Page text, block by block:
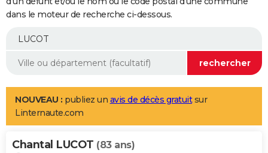
Essais
Réserver un essai
Citadines
Berlines
SUV
Forum auto
+
Mobiles
Meilleur smartphone
Internet
Ordinateurs
Jeux vidéo
Guide high-tech
Aménagement intérieur
LIFESTYLE
Art de vivre
Bien-être
Loisirs
Mode
Modes de vie
Alimentation
Guide de la santé
Maladies
Médicaments
Sommeil
VOYAGE
dans le moteur de recherche ci-dessous.
NOUVEAU : publiez un avis de décès gratuitsur
Linternaute.com
Chantal LUCOT (83 ans)